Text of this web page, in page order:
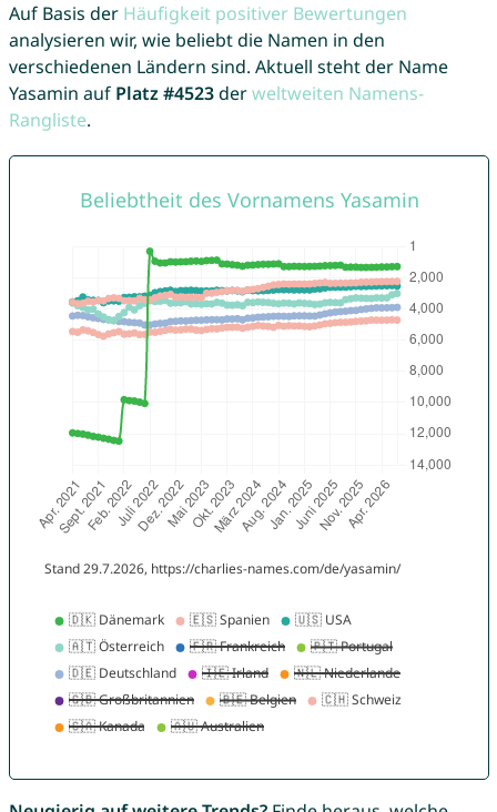
Auf Basis der Häufigkeit positiver Bewertungen
analysieren wir, wie beliebt die Namen in den
verschiedenen Ländern sind. Aktuell steht der Name
Yasamin auf Platz #4523derweltweiten Namens-
Rangliste.